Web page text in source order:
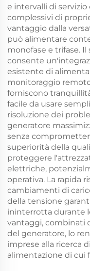
e intervalli di
complessivi di
vantaggio dalla
può alimentare
monofase e trifase.
consente
esistente di
monitoraggio
forniscono
facile da usare
risoluzione dei
generatore
senza
superiorità della
proteggere
elettriche,
operativa. La rapida
cambiamenti di
della tensione
ininterrotta durante
vantaggi, combinati
del generatore, lo
imprese alla ricerca
alimentazione di cui